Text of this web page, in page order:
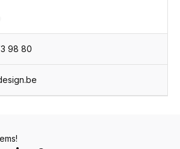
98 80